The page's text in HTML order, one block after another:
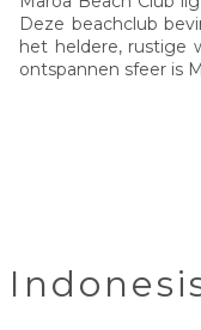
Deze beachclub
het heldere, rustige
ontspannen sfeer is